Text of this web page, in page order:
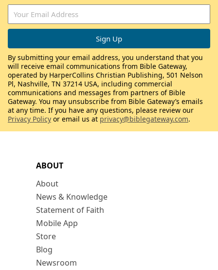
ABOUT
About
News & Knowledge
Statement of Faith
Mobile App
Store
Blog
Newsroom
By submitting your email address, you understand that you
will receive email communications from Bible Gateway,
operated by HarperCollins Christian Publishing, 501 Nelson
Pl, Nashville, TN 37214 USA, including commercial
communications and messages from partners of Bible
Gateway. You may unsubscribe from Bible Gateway’s emails
at any time. If you have any questions, please review our
Privacy Policy or email us at privacy@biblegateway.com.